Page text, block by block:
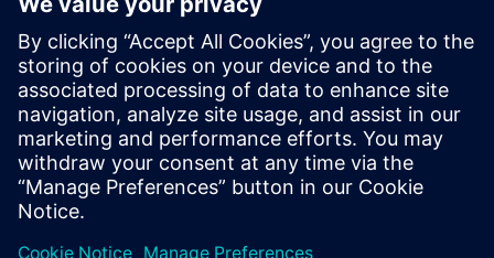
The Asset Orchestration Platform (AOP) is a Bosch Rexroth
software platform for orchestrating production processes.
It allows process owners to visually model, adapt, and
monitor production flows, reducing dependency on custom
pro...
Lisateave